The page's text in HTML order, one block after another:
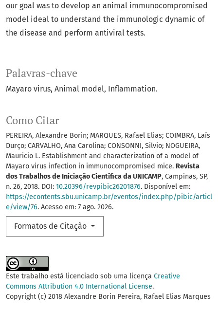
Palavras-chave
Mayaro virus Animal model Inflammation.
Como Citar
PEREIRA, Alexandre Borin; MARQUES, Rafael Elias; COIMBRA, Laís
Durço; CARVALHO, Ana Carolina; CONSONNI, Silvio; NOGUEIRA,
Mauricio L. Establishment and characterization of a model of
Mayaro virus infection in immunocompromised mice. Revista
dos Trabalhos de Iniciação Científica da UNICAMP, Campinas, SP,
n. 26, 2018. DOI: 10.20396/revpibic26201876. Disponível em:
https://econtents.sbu.unicamp.br/eventos/index.php/pibic/articl
e/view/76. Acesso em: 7 ago. 2026.
Formatos de Citação
our goal was to develop an animal immunocompromised
model ideal to understand the immunologic dynamic of
the disease and perform antiviral tests.
Este trabalho está licenciado sob uma licença Creative
Commons Attribution 4.0 International License.
Copyright (c) 2018 Alexandre Borin Pereira, Rafael Elias Marques